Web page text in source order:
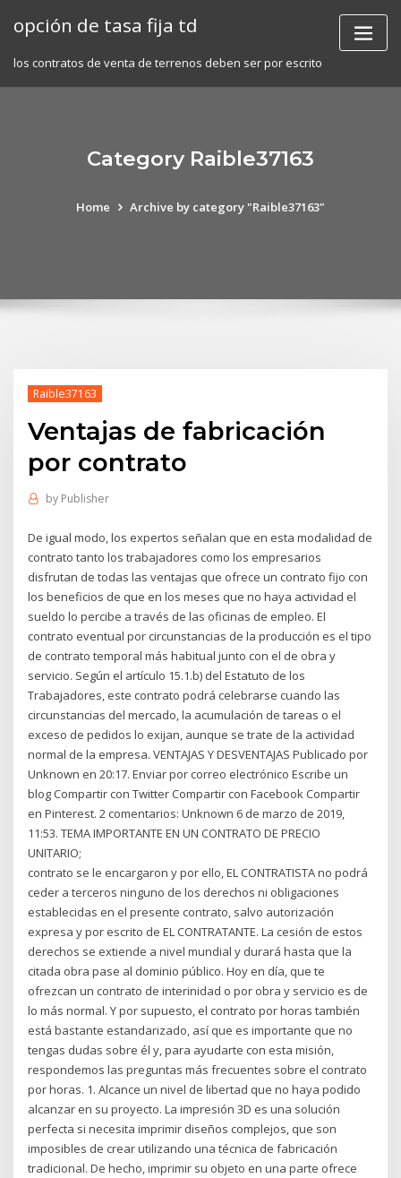
opción de tasa fija td
los contratos de venta de terrenos deben ser por escrito
Category Raible37163
Home Archive by category "Raible37163"
Raible37163
Ventajas de fabricación
por contrato
by Publisher
De igual modo, los expertos señalan que en esta modalidad de
contrato tanto los trabajadores como los empresarios
disfrutan de todas las ventajas que ofrece un contrato fijo con
los beneficios de que en los meses que no haya actividad el
sueldo lo percibe a través de las oficinas de empleo. El
contrato eventual por circunstancias de la producción es el tipo
de contrato temporal más habitual junto con el de obra y
servicio. Según el artículo 15.1.b) del Estatuto de los
Trabajadores, este contrato podrá celebrarse cuando las
circunstancias del mercado, la acumulación de tareas o el
exceso de pedidos lo exijan, aunque se trate de la actividad
normal de la empresa. VENTAJAS Y DESVENTAJAS Publicado por
Unknown en 20:17. Enviar por correo electrónico Escribe un
blog Compartir con Twitter Compartir con Facebook Compartir
en Pinterest. 2 comentarios: Unknown 6 de marzo de 2019,
11:53. TEMA IMPORTANTE EN UN CONTRATO DE PRECIO
UNITARIO;
contrato se le encargaron y por ello, EL CONTRATISTA no podrá
ceder a terceros ninguno de los derechos ni obligaciones
establecidas en el presente contrato, salvo autorización
expresa y por escrito de EL CONTRATANTE. La cesión de estos
derechos se extiende a nivel mundial y durará hasta que la
citada obra pase al dominio público. Hoy en día, que te
ofrezcan un contrato de interinidad o por obra y servicio es de
lo más normal. Y por supuesto, el contrato por horas también
está bastante estandarizado, así que es importante que no
tengas dudas sobre él y, para ayudarte con esta misión,
respondemos las preguntas más frecuentes sobre el contrato
por horas. 1. Alcance un nivel de libertad que no haya podido
alcanzar en su proyecto. La impresión 3D es una solución
perfecta si necesita imprimir diseños complejos, que son
imposibles de crear utilizando una técnica de fabricación
tradicional. De hecho, imprimir su objeto en una parte ofrece